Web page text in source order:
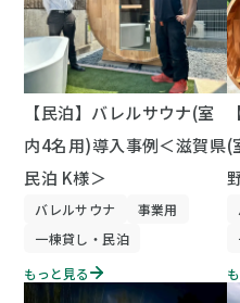
【民泊】バレルサウナ(室
内4名用)導入事例＜滋賀県
民泊 K様＞
バレルサウナ
事業用
一棟貸し・民泊
もっと見る
(